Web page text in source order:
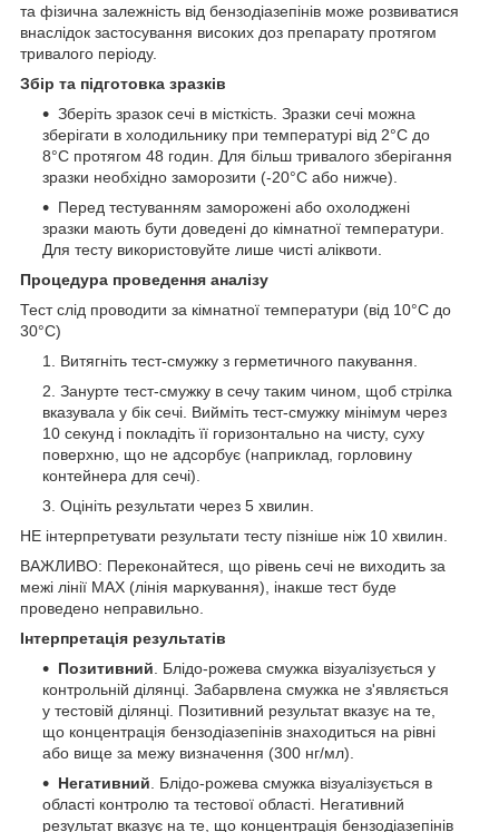
та фізична залежність від бензодіазепінів може розвиватися
внаслідок застосування високих доз препарату протягом
тривалого періоду.
Збір та підготовка зразків
Зберіть зразок сечі в місткість. Зразки сечі можна
зберігати в холодильнику при температурі від 2°C до
8°C протягом 48 годин. Для більш тривалого зберігання
зразки необхідно заморозити (-20°C або нижче).
Перед тестуванням заморожені або охолоджені
зразки мають бути доведені до кімнатної температури.
Для тесту використовуйте лише чисті аліквоти.
Процедура проведення аналізу
Тест слід проводити за кімнатної температури (від 10°C до
30°C)
Витягніть тест-смужку з герметичного пакування.
Занурте тест-смужку в сечу таким чином, щоб стрілка
вказувала у бік сечі. Вийміть тест-смужку мінімум через
10 секунд і покладіть її горизонтально на чисту, суху
поверхню, що не адсорбує (наприклад, горловину
контейнера для сечі).
Оцініть результати через 5 хвилин.
НЕ інтерпретувати результати тесту пізніше ніж 10 хвилин.
ВАЖЛИВО: Переконайтеся, що рівень сечі не виходить за
межі лінії MAX (лінія маркування), інакше тест буде
проведено неправильно.
Інтерпретація результатів
Позитивний . Блідо-рожева смужка візуалізується у
контрольній ділянці. Забарвлена смужка не з'являється
у тестовій ділянці. Позитивний результат вказує на те,
що концентрація бензодіазепінів знаходиться на рівні
або вище за межу визначення (300 нг/мл).
Негативний . Блідо-рожева смужка візуалізується в
області контролю та тестової області. Негативний
результат вказує на те, що концентрація бензодіазепінів